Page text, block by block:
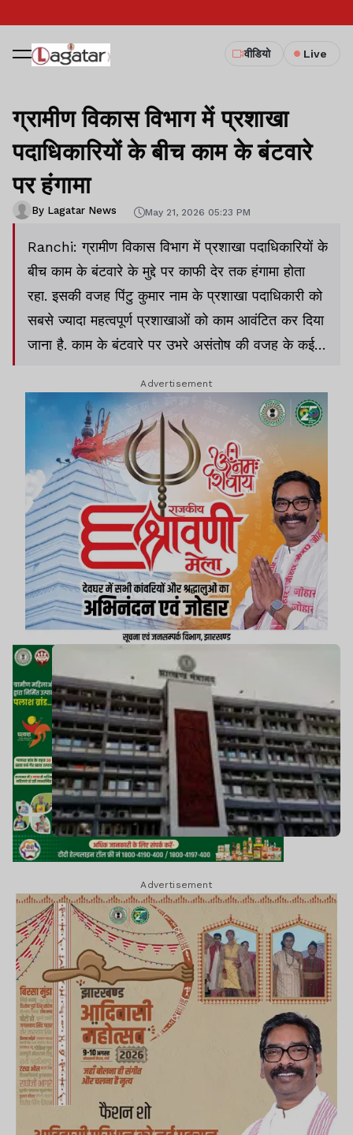
वीडियो Live
ग्रामीण विकास विभाग में प्रशाखा
पदाधिकारियों के बीच काम के बंटवारे
पर हंगामा
By Lagatar News May 21, 2026 05:23 PM
Ranchi: ग्रामीण विकास विभाग में प्रशाखा पदाधिकारियों के
बीच काम के बंटवारे के मुद्दे पर काफी देर तक हंगामा होता
रहा. इसकी वजह पिंटु कुमार नाम के प्रशाखा पदाधिकारी को
सबसे ज्यादा महत्वपूर्ण प्रशाखाओं को काम आवंटित कर दिया
जाना है. काम के बंटवारे पर उभरे असंतोष की वजह के कई
कर अपनी आपत्ति दर्ज करायी.
Advertisement
Advertisement